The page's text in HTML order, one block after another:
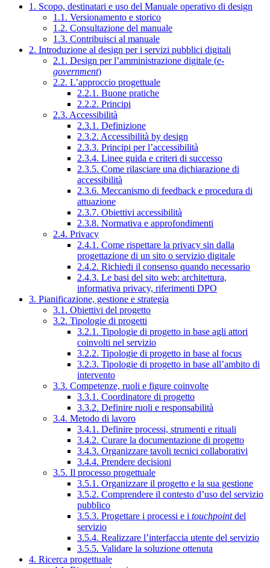
1. Scopo, destinatari e uso del Manuale operativo di design
1.1. Versionamento e storico
1.2. Consultazione del manuale
1.3. Contribuisci al manuale
2. Introduzione al design per i servizi pubblici digitali
2.1. Design per l’amministrazione digitale (e-
government)
2.2. L’approccio progettuale
2.2.1. Buone pratiche
2.2.2. Principi
2.3. Accessibilità
2.3.1. Definizione
2.3.2. Accessibilità by design
2.3.3. Principi per l’accessibilità
2.3.4. Linee guida e criteri di successo
2.3.5. Come rilasciare una dichiarazione di
accessibilità
2.3.6. Meccanismo di feedback e procedura di
attuazione
2.3.7. Obiettivi accessibilità
2.3.8. Normativa e approfondimenti
2.4. Privacy
2.4.1. Come rispettare la privacy sin dalla
progettazione di un sito o servizio digitale
2.4.2. Richiedi il consenso quando necessario
2.4.3. Le basi del sito web: architettura,
informativa privacy, riferimenti DPO
3. Pianificazione, gestione e strategia
3.1. Obiettivi del progetto
3.2. Tipologie di progetti
3.2.1. Tipologie di progetto in base agli attori
coinvolti nel servizio
3.2.2. Tipologie di progetto in base al focus
3.2.3. Tipologie di progetto in base all’ambito di
intervento
3.3. Competenze, ruoli e figure coinvolte
3.3.1. Coordinatore di progetto
3.3.2. Definire ruoli e responsabilità
3.4. Metodo di lavoro
3.4.1. Definire processi, strumenti e rituali
3.4.2. Curare la documentazione di progetto
3.4.3. Organizzare tavoli tecnici collaborativi
3.4.4. Prendere decisioni
3.5. Il processo progettuale
3.5.1. Organizzare il progetto e la sua gestione
3.5.2. Comprendere il contesto d’uso del servizio
pubblico
3.5.3. Progettare i processi e i touchpointdel
servizio
3.5.4. Realizzare l’interfaccia utente del servizio
3.5.5. Validare la soluzione ottenuta
4. Ricerca progettuale